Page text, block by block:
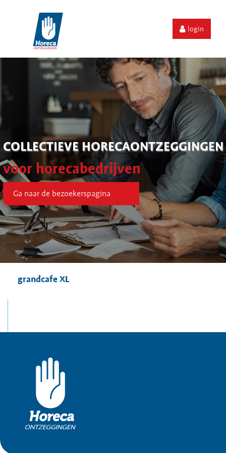
login
COLLECTIEVE HORECAONTZEGGINGEN
voor horecabedrijven
Ga naar de bezoekerspagina
grandcafe XL